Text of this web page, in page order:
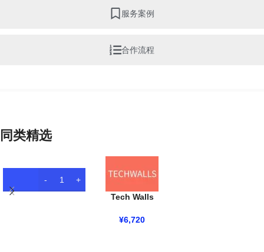
服务案例
合作流程
同类精选
Tech Walls
¥6,720